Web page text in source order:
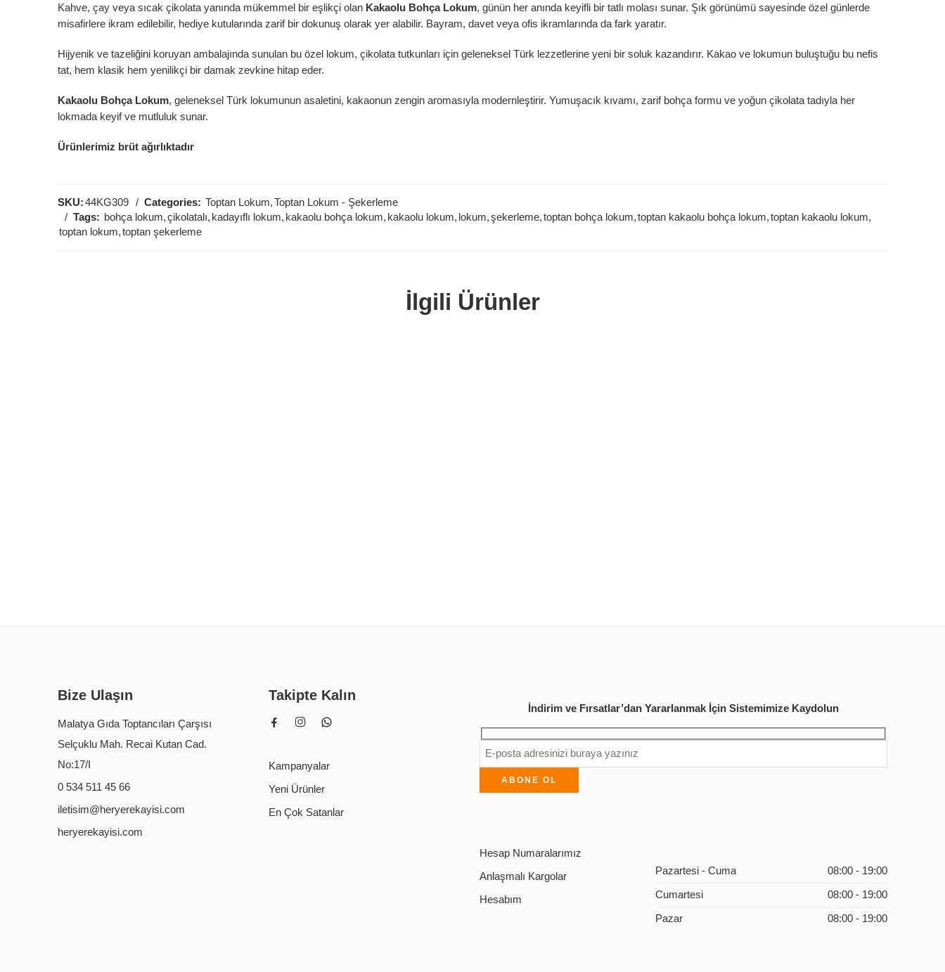
Kahve, çay veya sıcak çikolata yanında mükemmel bir eşlikçi olan Kakaolu Bohça Lokum, günün her anında keyifli bir tatlı molası sunar. Şık görünümü sayesinde özel günlerde
misafirlere ikram edilebilir, hediye kutularında zarif bir dokunuş olarak yer alabilir. Bayram, davet veya ofis ikramlarında da fark yaratır.
Hijyenik ve tazeliğini koruyan ambalajında sunulan bu özel lokum, çikolata tutkunları için geleneksel Türk lezzetlerine yeni bir soluk kazandırır. Kakao ve lokumun buluştuğu bu nefis
tat, hem klasik hem yenilikçi bir damak zevkine hitap eder.
Kakaolu Bohça Lokum, geleneksel Türk lokumunun asaletini, kakaonun zengin aromasıyla modernleştirir. Yumuşacık kıvamı, zarif bohça formu ve yoğun çikolata tadıyla her
lokmada keyif ve mutluluk sunar.
Ürünlerimiz brüt ağırlıktadır
SKU:44KG309 Categories: Toptan Lokum,Toptan Lokum - Şekerleme
Tags: bohça lokum,çikolatalı, kadayıflı lokum, kakaolu bohça lokum, kakaolu lokum, lokum,şekerleme,toptan bohça lokum,toptan kakaolu bohça lokum,toptan kakaolu lokum,
toptan lokum,toptan şekerleme
İlgili Ürünler
Bize Ulaşın
Malatya Gıda Toptancıları Çarşısı
Selçuklu Mah. Recai Kutan Cad.
No:17/I
0 534 511 45 66
iletisim@heryerekayisi.com
heryerekayisi.com
Takipte Kalın
Kampanyalar
Yeni Ürünler
En Çok Satanlar
İndirim ve Fırsatlar’dan Yararlanmak İçin Sistemimize Kaydolun
Hesap Numaralarımız
Anlaşmalı Kargolar
Hesabım
Pazartesi - Cuma 08:00 - 19:00
Cumartesi 08:00 - 19:00
Pazar 08:00 - 19:00